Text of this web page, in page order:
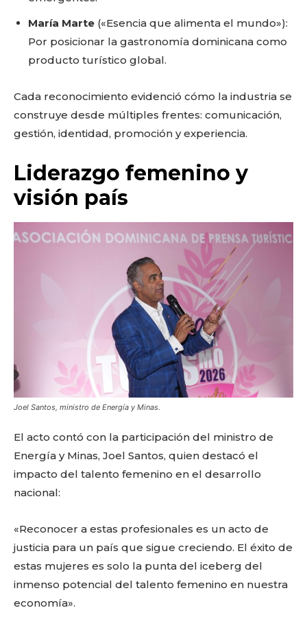
María Marte («Esencia que alimenta el mundo»):
Por posicionar la gastronomía dominicana como
producto turístico global.
Cada reconocimiento evidenció cómo la industria se
construye desde múltiples frentes: comunicación,
gestión, identidad, promoción y experiencia.
Liderazgo femenino y
visión país
Joel Santos, ministro de Energía y Minas.
El acto contó con la participación del ministro de
Energía y Minas, Joel Santos, quien destacó el
impacto del talento femenino en el desarrollo
nacional:
«Reconocer a estas profesionales es un acto de
justicia para un país que sigue creciendo. El éxito de
estas mujeres es solo la punta del iceberg del
inmenso potencial del talento femenino en nuestra
economía».